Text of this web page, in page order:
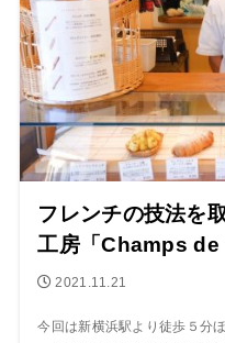
フレンチの技法を
工房「Champs de
2021.11.21
今回は新横浜駅より徒歩５分